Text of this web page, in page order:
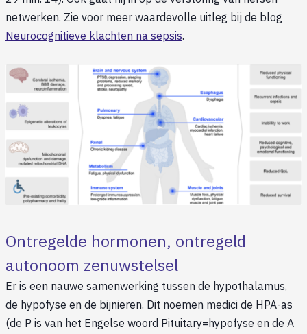
netwerken. Zie voor meer waardevolle uitleg bij de blog
Neurocognitieve klachten na sepsis.
Ontregelde hormonen, ontregeld
autonoom zenuwstelsel
Er is een nauwe samenwerking tussen de hypothalamus,
de hypofyse en de bijnieren. Dit noemen medici de HPA-as
(de P is van het Engelse woord Pituitary=hypofyse en de A